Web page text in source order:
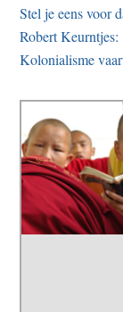
Stel je eens voor
Robert Keurntjes:
Kolonialisme